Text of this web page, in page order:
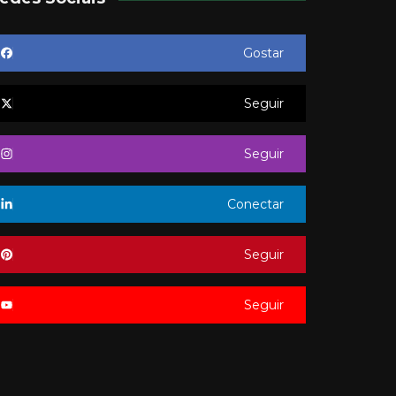
Gostar
Seguir
Seguir
Conectar
Seguir
Seguir